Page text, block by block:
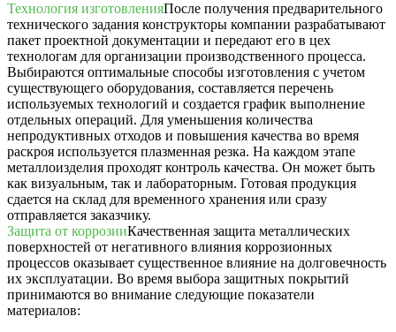
Технология изготовленияПосле получения предварительного
технического задания конструкторы компании разрабатывают
пакет проектной документации и передают его в цех
технологам для организации производственного процесса.
Выбираются оптимальные способы изготовления с учетом
существующего оборудования, составляется перечень
используемых технологий и создается график выполнение
отдельных операций. Для уменьшения количества
непродуктивных отходов и повышения качества во время
раскроя используется плазменная резка. На каждом этапе
металлоизделия проходят контроль качества. Он может быть
как визуальным, так и лабораторным. Готовая продукция
сдается на склад для временного хранения или сразу
отправляется заказчику.
Защита от коррозииКачественная защита металлических
поверхностей от негативного влияния коррозионных
процессов оказывает существенное влияние на долговечность
их эксплуатации. Во время выбора защитных покрытий
принимаются во внимание следующие показатели
материалов: